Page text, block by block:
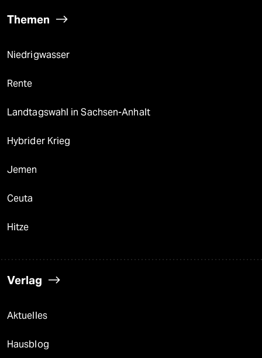
Themen
Niedrigwasser
Rente
Landtagswahl in Sachsen-Anhalt
Hybrider Krieg
Jemen
Ceuta
Hitze
Verlag
Aktuelles
Hausblog